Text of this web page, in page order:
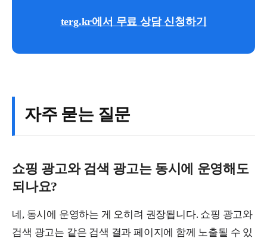
terg.kr에서 무료 상담 신청하기
자주 묻는 질문
쇼핑 광고와 검색 광고는 동시에 운영해도
되나요?
네, 동시에 운영하는 게 오히려 권장됩니다. 쇼핑 광고와
검색 광고는 같은 검색 결과 페이지에 함께 노출될 수 있